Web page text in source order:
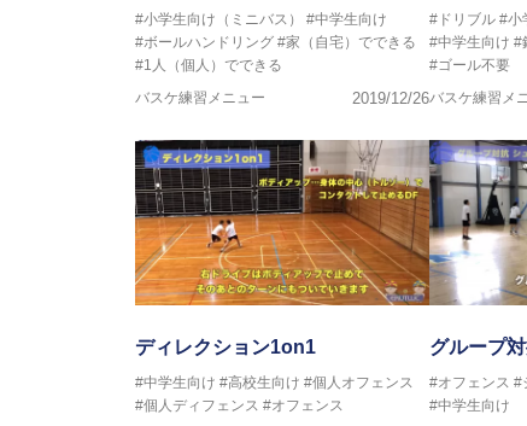
#小学生向け（ミニバス）
#中学生向け
#ボールハンドリング #家（自宅）でできる
#1人（個人）でできる
バスケ練習メニュー
2019/12/26
#ドリブル #小
#中学生向け #
#ゴール不要
バスケ練習メ
ディレクション1on1
#中学生向け #高校生向け #個人オフェンス
#個人ディフェンス #オフェンス
グループ
#オフェンス #
#中学生向け